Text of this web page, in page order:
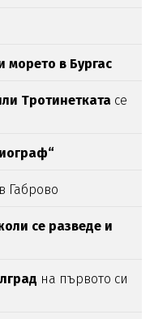
морето в Бургас
Тротинетката се
в Габрово
се разведе и
на първото си